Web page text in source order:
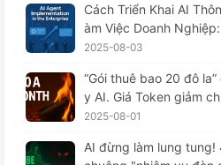
ậm rãi học AI169
Cách Triển Khai AI
àm Việc Doanh
àn Chỉnh Năm 2025 —
2025-08-03
“Gói thuê bao 20 đô
y AI. Giá Token giảm
thực sự đắt đỏ chính là
2025-08-01
AI đừng làm lung tung!